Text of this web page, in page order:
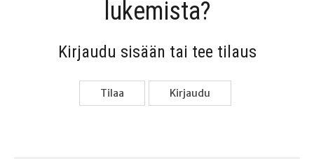
lukemista?
Kir­jau­du sisään tai tee tilaus
Tilaa Kir­jau­du